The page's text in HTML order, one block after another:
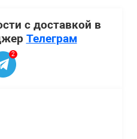
с доставкой в
Телеграм
2